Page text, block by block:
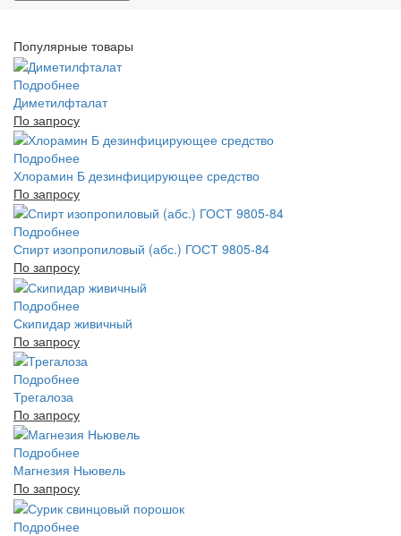
Популярные товары
Подробнее
Диметилфталат
По запросу
Подробнее
Хлорамин Б дезинфицирующее средство
По запросу
Подробнее
Спирт изопропиловый (абс.) ГОСТ 9805-84
По запросу
Подробнее
Скипидар живичный
По запросу
Подробнее
Трегалоза
По запросу
Подробнее
Магнезия Ньювель
По запросу
Подробнее